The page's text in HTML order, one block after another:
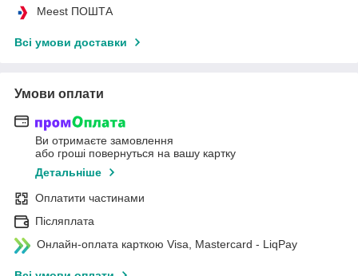
Meest ПОШТА
Всі умови доставки
Умови оплати
Ви отримаєте замовлення
або гроші повернуться на вашу картку
Детальніше
Оплатити частинами
Післяплата
Онлайн-оплата карткою Visa, Mastercard - LiqPay